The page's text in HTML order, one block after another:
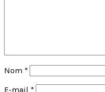
Nom *
E-mail *